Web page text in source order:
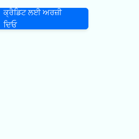
ਕ੍ਰੈਡਿਟ ਲਈ ਅਰਜ਼ੀ
ਦਿਓ